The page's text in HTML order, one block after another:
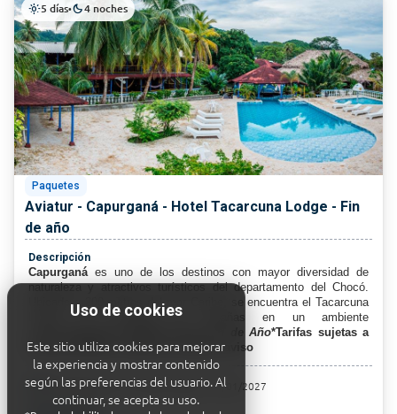
light_mode5 días•dark_mode4 noches
Paquetes
Aviatur - Capurganá - Hotel Tacarcuna Lodge - Fin
de año
Descripción
Capurganáes uno de los destinos con mayor diversidad de
naturaleza y atractivos turísticos del departamento del Chocó.
Ubicado a 200 metros del mar Caribe, se encuentra el Tacarcuna
Lodge; un complejo de cabañas en un ambiente
Programa especial para Fin de Año*Tarifas sujetas a
disponibilidad y cambio sin previo aviso
todayViaje desde el20/12/2026 hasta el 15/01/2027
Uso de cookies
Este sitio utiliza cookies para mejorar
la experiencia y mostrar contenido
según las preferencias del usuario. Al
continuar, se acepta su uso.